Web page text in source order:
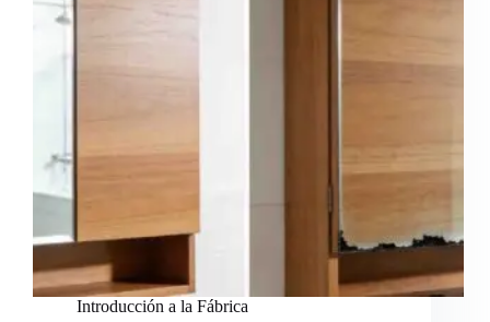
Introducción a la Fábrica